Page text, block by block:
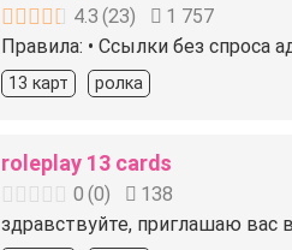
4.3 (23)
1 757
Правила: • Ссылки без спроса
13 карт ролка
roleplay 13 cards
0 (0)
138
здравствуйте, приглашаю вас